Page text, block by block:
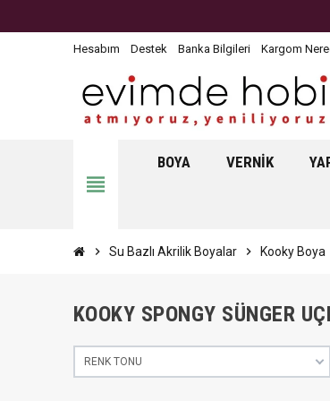
Hesabım Destek Banka Bilgileri Kargom
view_headline
BOYA VERNIK
chevron_right Su Bazlı Akrilik Boyalar chevron_right Kooky Boya
KOOKY SPONGY SÜNGER
RENK TONU